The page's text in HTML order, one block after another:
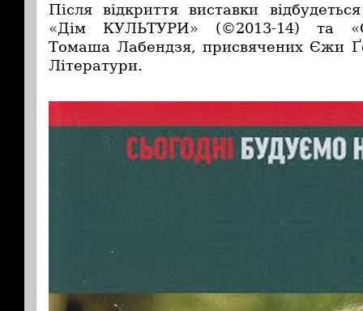
Після відкриття виставки
«Дім КУЛЬТУРИ» (©2013-14) та
Томаша Лабендзя, присвячених Єжи
Літератури.